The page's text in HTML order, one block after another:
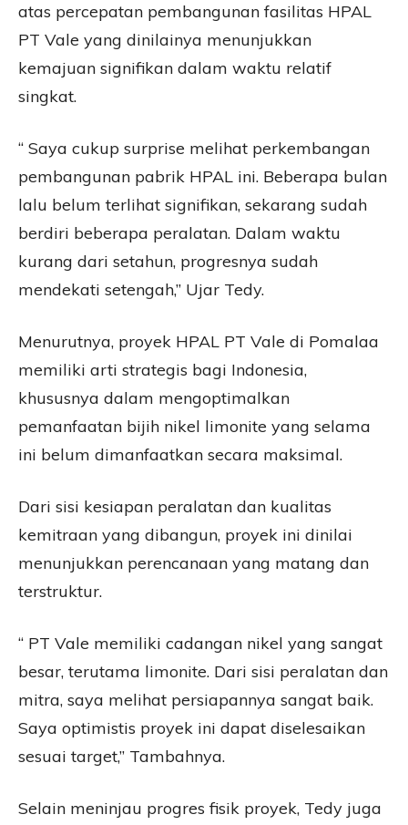
atas percepatan pembangunan fasilitas HPAL
PT Vale yang dinilainya menunjukkan
kemajuan signifikan dalam waktu relatif
singkat.
“ Saya cukup surprise melihat perkembangan
pembangunan pabrik HPAL ini. Beberapa bulan
lalu belum terlihat signifikan, sekarang sudah
berdiri beberapa peralatan. Dalam waktu
kurang dari setahun, progresnya sudah
mendekati setengah,” Ujar Tedy.
Menurutnya, proyek HPAL PT Vale di Pomalaa
memiliki arti strategis bagi Indonesia,
khususnya dalam mengoptimalkan
pemanfaatan bijih nikel limonite yang selama
ini belum dimanfaatkan secara maksimal.
Dari sisi kesiapan peralatan dan kualitas
kemitraan yang dibangun, proyek ini dinilai
menunjukkan perencanaan yang matang dan
terstruktur.
“ PT Vale memiliki cadangan nikel yang sangat
besar, terutama limonite. Dari sisi peralatan dan
mitra, saya melihat persiapannya sangat baik.
Saya optimistis proyek ini dapat diselesaikan
sesuai target,” Tambahnya.
Selain meninjau progres fisik proyek, Tedy juga